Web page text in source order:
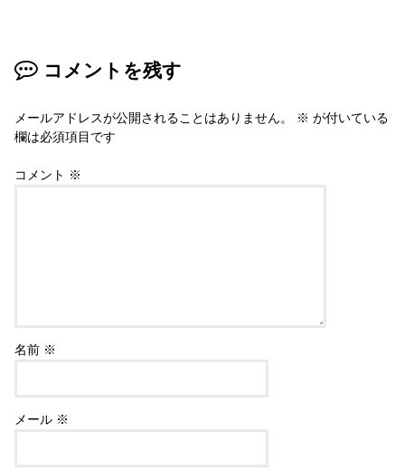
コメントを残す
メールアドレスが公開されることはありません。 ※ が付いている
欄は必須項目です
コメント ※
名前 ※
メール ※